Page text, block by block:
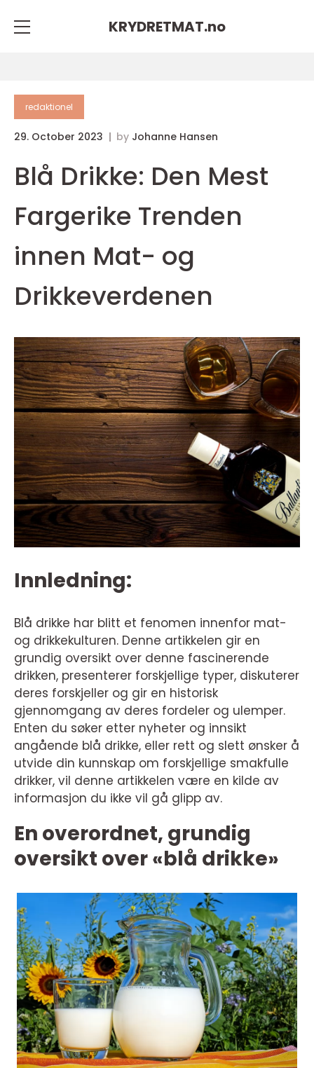
KRYDRETMAT.no
redaktionel
29. October 2023 by Johanne Hansen
Blå Drikke: Den Mest
Fargerike Trenden
innen Mat- og
Drikkeverdenen
Innledning:
Blå drikke har blitt et fenomen innenfor mat-
og drikkekulturen. Denne artikkelen gir en
grundig oversikt over denne fascinerende
drikken, presenterer forskjellige typer, diskuterer
deres forskjeller og gir en historisk
gjennomgang av deres fordeler og ulemper.
Enten du søker etter nyheter og innsikt
angående blå drikke, eller rett og slett ønsker å
utvide din kunnskap om forskjellige smakfulle
drikker, vil denne artikkelen være en kilde av
informasjon du ikke vil gå glipp av.
En overordnet, grundig
oversikt over «blå drikke»